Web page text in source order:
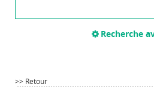
Recherche
>> Retour